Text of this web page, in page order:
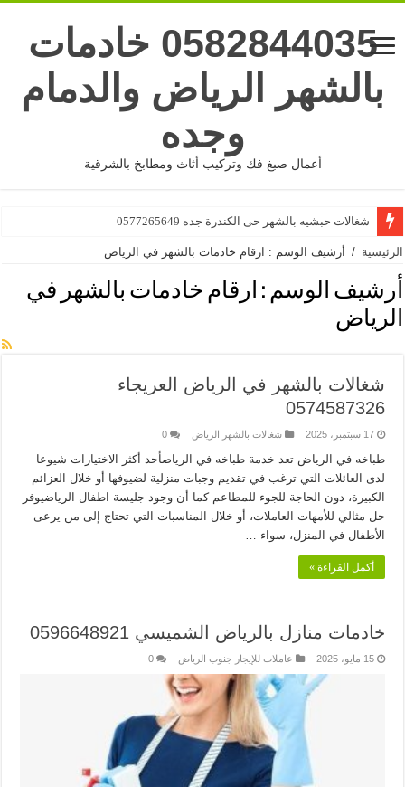
0582844035 خادمات
بالشهر الرياض والدمام
وجده
أعمال صبغ فك وتركيب أثاث ومطابخ بالشرقية
شغالات حبشيه بالشهر حى الكندرة جده 0577265649
الرئيسية / أرشيف الوسم : ارقام خادمات بالشهر في الرياض
أرشيف الوسم : ارقام خادمات بالشهر في
الرياض
شغالات بالشهر في الرياض العريجاء
0574587326
17 سبتمبر، 2025 شغالات بالشهر الرياض 0
طباخه في الرياض تعد خدمة طباخه في الرياضأحد أكثر الاختيارات شيوعا
لدى العائلات التي ترغب في تقديم وجبات منزلية لضيوفها أو خلال العزائم
الكبيرة، دون الحاجة للجوء للمطاعم كما أن وجود جليسة اطفال الرياضيوفر
حل مثالي للأمهات العاملات، أو خلال المناسبات التي تحتاج إلى من يرعى
الأطفال في المنزل، سواء …
أكمل القراءة »
خادمات منازل بالرياض الشميسي 0596648921
15 مايو، 2025 عاملات للإيجار جنوب الرياض 0